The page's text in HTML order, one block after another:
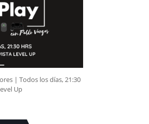
| Todos los días, 21:30
Up